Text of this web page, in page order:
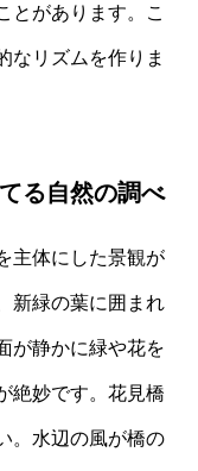
とがあります。こ
なリズムを作りま
る自然の調べ
主体にした景観が
新緑の葉に囲まれ
が静かに緑や花を
絶妙です。花見橋
。水辺の風が橋の